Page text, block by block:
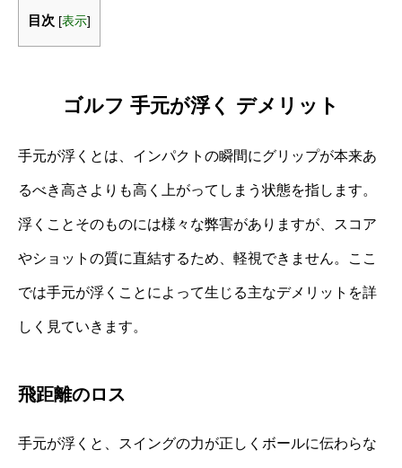
目次 [表示]
ゴルフ 手元が浮く デメリット
手元が浮くとは、インパクトの瞬間にグリップが本来あ
るべき高さよりも高く上がってしまう状態を指します。
浮くことそのものには様々な弊害がありますが、スコア
やショットの質に直結するため、軽視できません。ここ
では手元が浮くことによって生じる主なデメリットを詳
しく見ていきます。
飛距離のロス
手元が浮くと、スイングの力が正しくボールに伝わらな